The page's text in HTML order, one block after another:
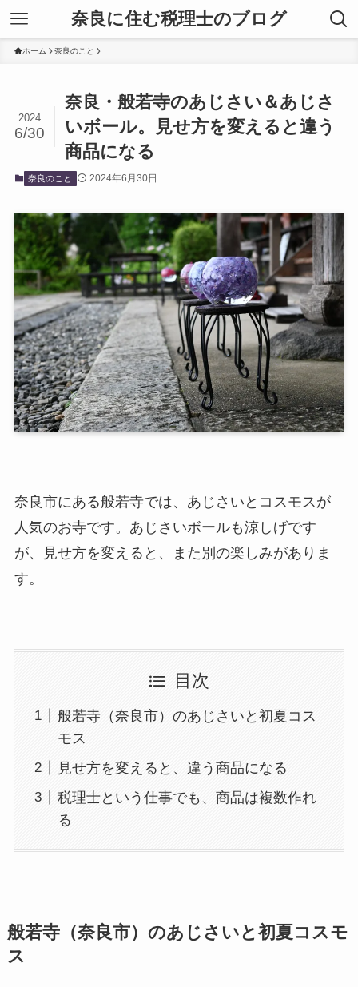
奈良に住む税理士のブログ
ホーム 奈良のこと
奈良・般若寺のあじさい＆あじさ
いボール。見せ方を変えると違う
商品になる
2024
6/30
奈良のこと 2024年6月30日
奈良市にある般若寺では、あじさいとコスモスが
人気のお寺です。あじさいボールも涼しげです
が、見せ方を変えると、また別の楽しみがありま
す。
目次
般若寺（奈良市）のあじさいと初夏コス
モス
見せ方を変えると、違う商品になる
税理士という仕事でも、商品は複数作れ
る
般若寺（奈良市）のあじさいと初夏コスモ
ス